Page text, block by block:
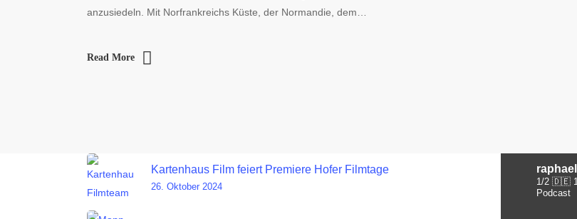
anzusiedeln. Mit Norfrankreichs Küste, der Normandie, dem…
Read More
Kartenhaus Film feiert Premiere Hofer Filmtage
26. Oktober 2024 1/2 🇩🇪
Podcast